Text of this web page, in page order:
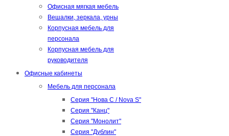
Офисная мягкая мебель
Вешалки, зеркала, урны
Корпусная мебель для
персонала
Корпусная мебель для
руководителя
Офисные кабинеты
Мебель для персонала
Серия "Нова С / Nova S"
Серия "Канц"
Серия "Монолит"
Серия "Дублин"